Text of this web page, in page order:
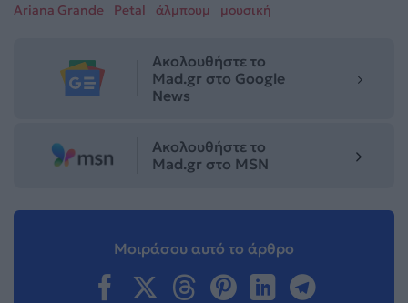
Ariana Grande Petal άλμπουμ μουσική
Ακολουθήστε το
Mad.gr στο Google
News
Ακολουθήστε το
Mad.gr στο MSN
Μοιράσου αυτό το άρθρο